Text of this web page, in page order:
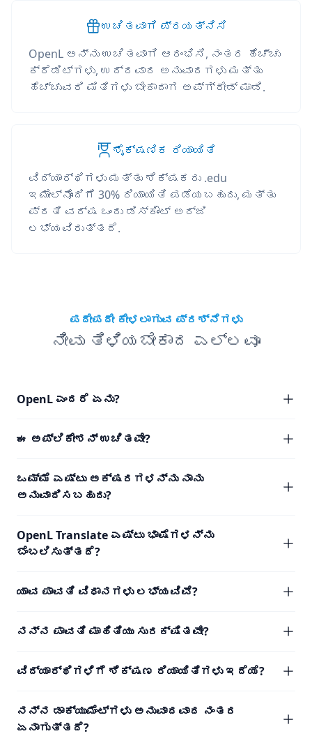
ಉಚಿತವಾಗಿ ಪ್ರಯತ್ನಿಸಿ
OpenL ಅನ್ನು ಉಚಿತವಾಗಿ ಆರಂಭಿಸಿ, ನಂತರ ಹೆಚ್ಚು
ಕ್ರೆಡಿಟ್‌ಗಳು, ಉದ್ದವಾದ ಅನುವಾದಗಳು ಮತ್ತು
ಹೆಚ್ಚುವರಿ ಮಿತಿಗಳು ಬೇಕಾದಾಗ ಅಪ್‌ಗ್ರೇಡ್ ಮಾಡಿ.
ಶೈಕ್ಷಣಿಕ ರಿಯಾಯಿತಿ
ವಿದ್ಯಾರ್ಥಿಗಳು ಮತ್ತು ಶಿಕ್ಷಕರು .edu
ಇಮೇಲ್‌ನೊಂದಿಗೆ 30% ರಿಯಾಯಿತಿ ಪಡೆಯಬಹುದು, ಮತ್ತು
ಪ್ರತಿ ವರ್ಷ ಒಂದು ಡಿಸ್ಕೌಂಟ್ ಅರ್ಜಿ
ಲಭ್ಯವಿರುತ್ತದೆ.
ಪದೇಪದೇ ಕೇಳಲಾಗುವ ಪ್ರಶ್ನೆಗಳು
ನೀವು ತಿಳಿಯಬೇಕಾದ ಎಲ್ಲವೂ
OpenL ಎಂದರೆ ಏನು?
ಈ ಅಪ್ಲಿಕೇಶನ್ ಉಚಿತವೇ?
ಒಮ್ಮೆ ಎಷ್ಟು ಅಕ್ಷರಗಳನ್ನು ನಾನು
ಅನುವಾದಿಸಬಹುದು?
OpenL Translate ಎಷ್ಟು ಭಾಷೆಗಳನ್ನು
ಬೆಂಬಲಿಸುತ್ತದೆ?
ಯಾವ ಪಾವತಿ ವಿಧಾನಗಳು ಲಭ್ಯವಿವೆ?
ನನ್ನ ಪಾವತಿ ಮಾಹಿತಿಯು ಸುರಕ್ಷಿತವೇ?
ವಿದ್ಯಾರ್ಥಿಗಳಿಗೆ ಶಿಕ್ಷಣ ರಿಯಾಯಿತಿಗಳು ಇದೆಯೆ?
ನನ್ನ ಡಾಕ್ಯುಮೆಂಟ್‌ಗಳು ಅನುವಾದವಾದ ನಂತರ
ಏನಾಗುತ್ತದೆ?